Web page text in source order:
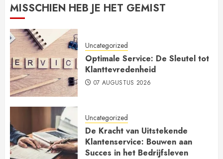
MISSCHIEN HEB JE HET GEMIST
Uncategorized
Optimale Service: De Sleutel tot
Klanttevredenheid
07 AUGUSTUS 2026
Uncategorized
De Kracht van Uitstekende
Klantenservice: Bouwen aan
Succes in het Bedrijfsleven